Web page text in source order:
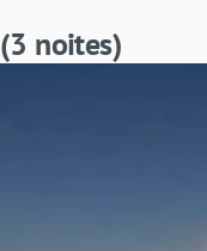
noites)